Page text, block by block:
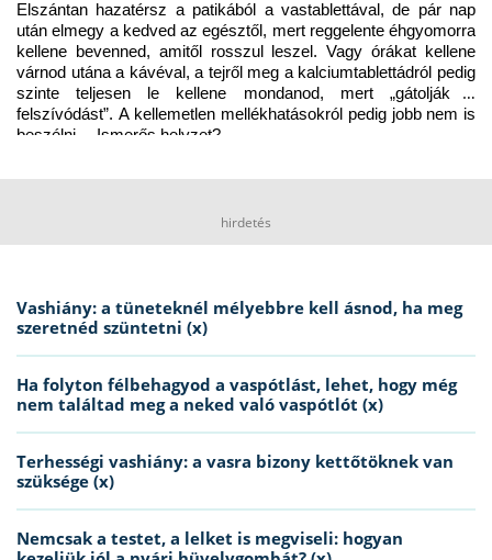
Elszántan hazatérsz a patikából a vastablettával, de pár nap
után elmegy a kedved az egésztől, mert reggelente éhgyomorra
kellene bevenned, amitől rosszul leszel. Vagy órákat kellene
várnod utána a kávéval, a tejről meg a kalciumtablettádról pedig
szinte teljesen le kellene mondanod, mert „gátolják a
felszívódást”. A kellemetlen mellékhatásokról pedig jobb nem is
beszélni… Ismerős helyzet?
hirdetés
Vashiány: a tüneteknél mélyebbre kell ásnod, ha meg
szeretnéd szüntetni (x)
Ha folyton félbehagyod a vaspótlást, lehet, hogy még
nem találtad meg a neked való vaspótlót (x)
Terhességi vashiány: a vasra bizony kettőtöknek van
szüksége (x)
Nemcsak a testet, a lelket is megviseli: hogyan